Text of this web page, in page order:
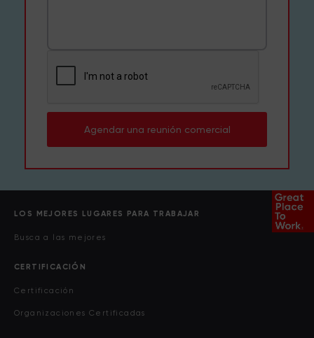
Agendar una reunión comercial
LOS MEJORES LUGARES PARA TRABAJAR
Busca a las mejores
CERTIFICACIÓN
Certificación
Organizaciones Certificadas